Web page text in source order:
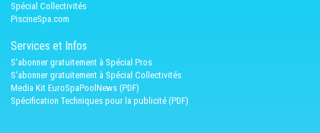
Spécial Collectivités
PiscineSpa.com
Services et Infos
S'abonner gratuitement à Spécial Pros
S'abonner gratuitement à Spécial Collectivités
Media Kit EuroSpaPoolNews (PDF)
Spécification Techniques pour la publicité (PDF)